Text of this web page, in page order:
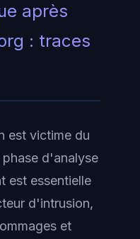
après
: traces
est victime du
d'analyse
est essentielle
d'intrusion,
et